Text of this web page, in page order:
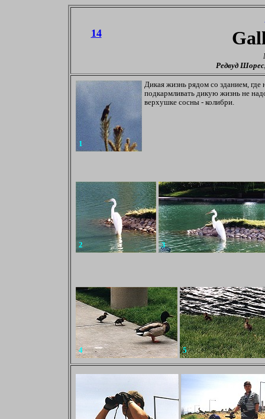
14
Редвуд
1
Дикая жизнь рядом со зданием,
подкармливать дикую жизнь не
верхушке сосны - колибри.
2 3
4 5